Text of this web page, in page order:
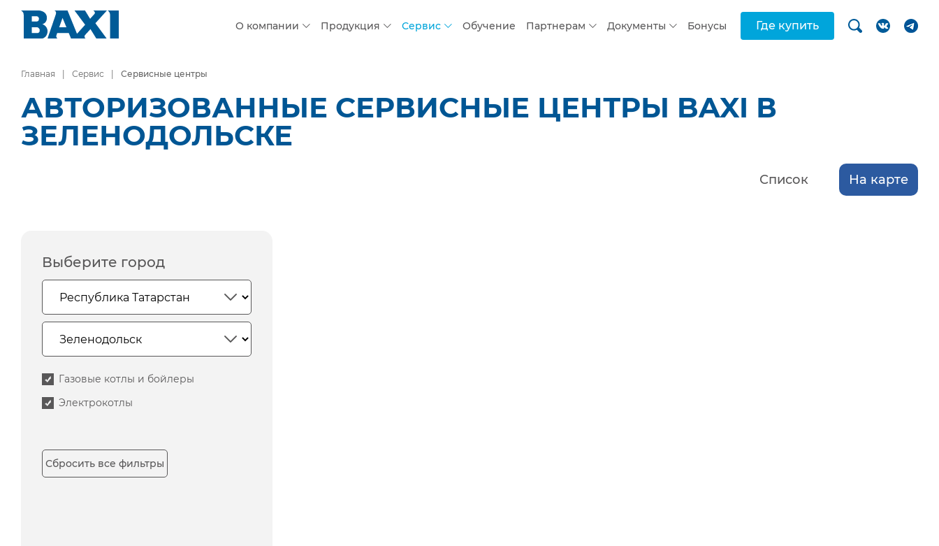
О компании Продукция Сервис Обучение Партнерам Документы Бонусы Где купить
Главная Сервис Сервисные центры
АВТОРИЗОВАННЫЕ СЕРВИСНЫЕ ЦЕНТРЫ BAXI В
ЗЕЛЕНОДОЛЬСКЕ
Список На карте
Выберите город
Газовые котлы и бойлеры
Электрокотлы
Сбросить все фильтры